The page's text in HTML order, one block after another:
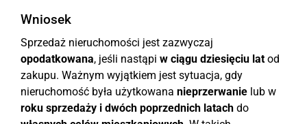
Wniosek
Sprzedaż nieruchomości jest zazwyczaj
opodatkowana, jeśli nastąpi w ciągu dziesięciu latod
zakupu. Ważnym wyjątkiem jest sytuacja, gdy
nieruchomość była użytkowana nieprzerwanie lub w
roku sprzedaży i dwóch poprzednich latach do